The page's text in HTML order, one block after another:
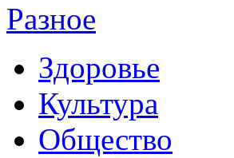
Разное
Здоровье
Культура
Общество